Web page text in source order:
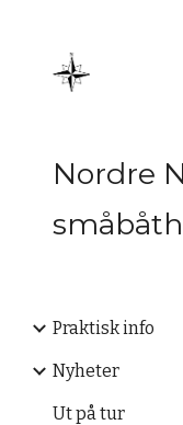
Nordre
Praktisk info
Nyheter
Ut på tur